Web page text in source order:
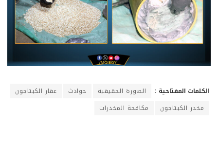
الكلمات المفتاحية : الصورة الحقيقية حوادث
عقار الكبتاجون
مخدر الكبتاجون
مكافحة المخدرات